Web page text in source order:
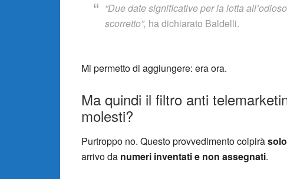
“Due date significative per la lotta
scorretto”, ha dichiarato Baldelli.
Mi permetto di aggiungere: era ora.
Ma quindi il filtro anti
molesti?
Purtroppo no. Questo provvedimento colpirà
arrivo da numeri inventati e non assegnati.